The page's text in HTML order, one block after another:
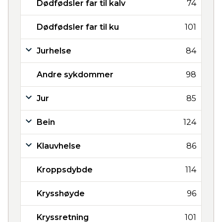
Dødfødsler far til kalv 74
Dødfødsler far til ku 101
Jurhelse 84
Andre sykdommer 98
Jur 85
Bein 124
Klauvhelse 86
Kroppsdybde 114
Krysshøyde 96
Kryssretning 101